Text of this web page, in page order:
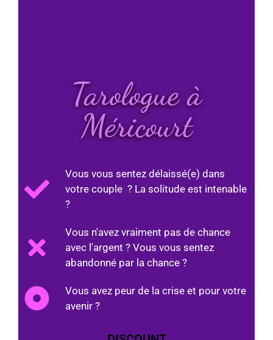
Tarologue à
Méricourt
Vous vous sentez délaissé(e) dans
votre couple ? La solitude est intenable
?
Vous n'avez vraiment pas de chance
avec l'argent ? Vous vous sentez
abandonné par la chance ?
Vous avez peur de la crise et pour votre
avenir ?